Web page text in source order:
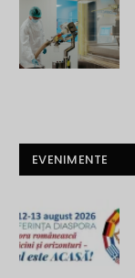
EVENIMENTE